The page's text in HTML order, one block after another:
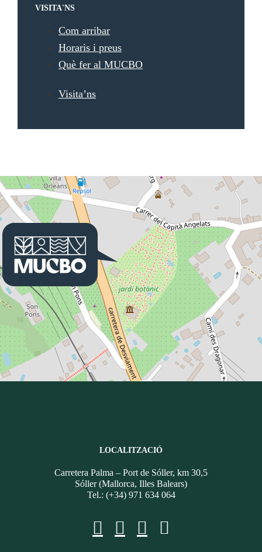
VISITA'NS
Com arribar
Horaris i preus
Què fer al MUCBO
Visita’ns
LOCALITZACIÓ
Carretera Palma – Port de Sóller, km 30,5
Sóller (Mallorca, Illes Balears)
Tel.: (+34) 971 634 064